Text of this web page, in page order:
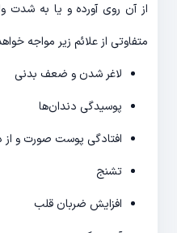
از آن روی آورده و یا به شدت
متفاوتی از علائم زیر مواجه
لاغر شدن و ضعف بدنی
پوسیدگی دندان‌ها
افتادگی پوست صورت و
تشنج
افزایش ضربان قلب